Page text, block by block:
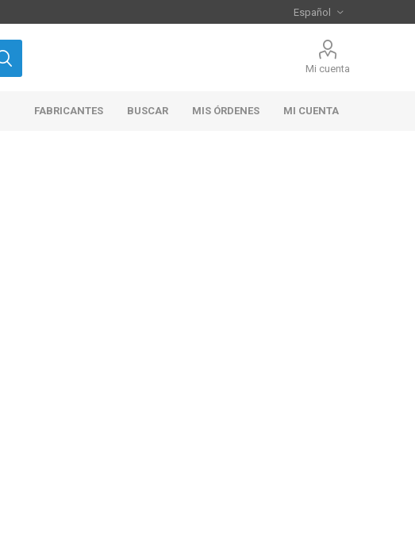
Mi cuenta
FABRICANTES BUSCAR MIS ÓRDENES MI CUENTA